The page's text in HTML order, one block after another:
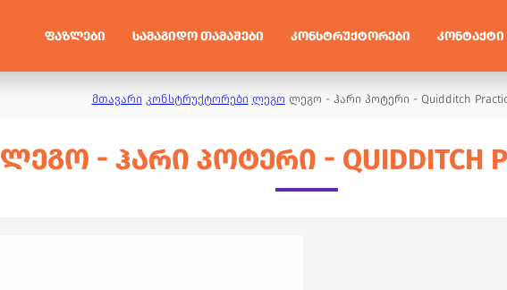
ᲤᲐᲖᲚᲔᲑᲘ ᲡᲐᲛᲐᲒᲘᲓᲝ ᲗᲐᲛᲐᲨᲔᲑᲘ ᲙᲝᲜᲡᲢᲠᲣᲥᲢᲝᲠᲔᲑᲘ ᲙᲝᲜᲢᲐᲥᲢᲘ
მთავარი კონსტრუქტორები ლეგო ლეგო - ჰარი პოტერი - Quidditch
ᲚᲔᲒᲝ - ᲰᲐᲠᲘ ᲞᲝᲢᲔᲠᲘ - QUIDDITCH